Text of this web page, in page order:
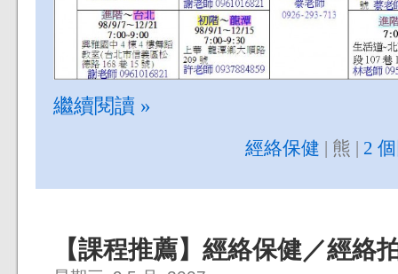
繼續閱讀 »
經絡保健 | 熊 | 2
【課程推薦】經絡保健／經絡